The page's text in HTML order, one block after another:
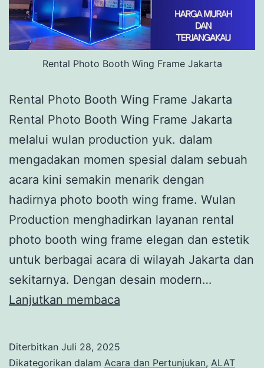
Rental Photo Booth Wing Frame Jakarta
Rental Photo Booth Wing Frame Jakarta
Rental Photo Booth Wing Frame Jakarta
melalui wulan production yuk. dalam
mengadakan momen spesial dalam sebuah
acara kini semakin menarik dengan
hadirnya photo booth wing frame. Wulan
Production menghadirkan layanan rental
photo booth wing frame elegan dan estetik
untuk berbagai acara di wilayah Jakarta dan
sekitarnya. Dengan desain modern…
Lanjutkan membaca
Wing
Diterbitkan Juli 28, 2025
Dikategorikan dalam Acara dan Pertunjukan, ALAT